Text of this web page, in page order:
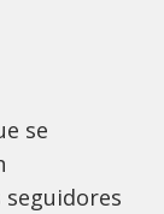
se